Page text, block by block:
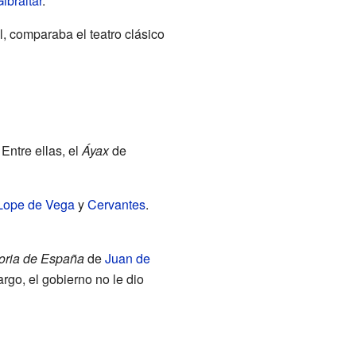
comparaba el teatro clásico
ellas, elÁyaxde
de VegayCervantes.
de EspañadeJuan de
el gobierno no le dio